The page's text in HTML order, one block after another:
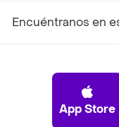
Encuéntranos en
App Store